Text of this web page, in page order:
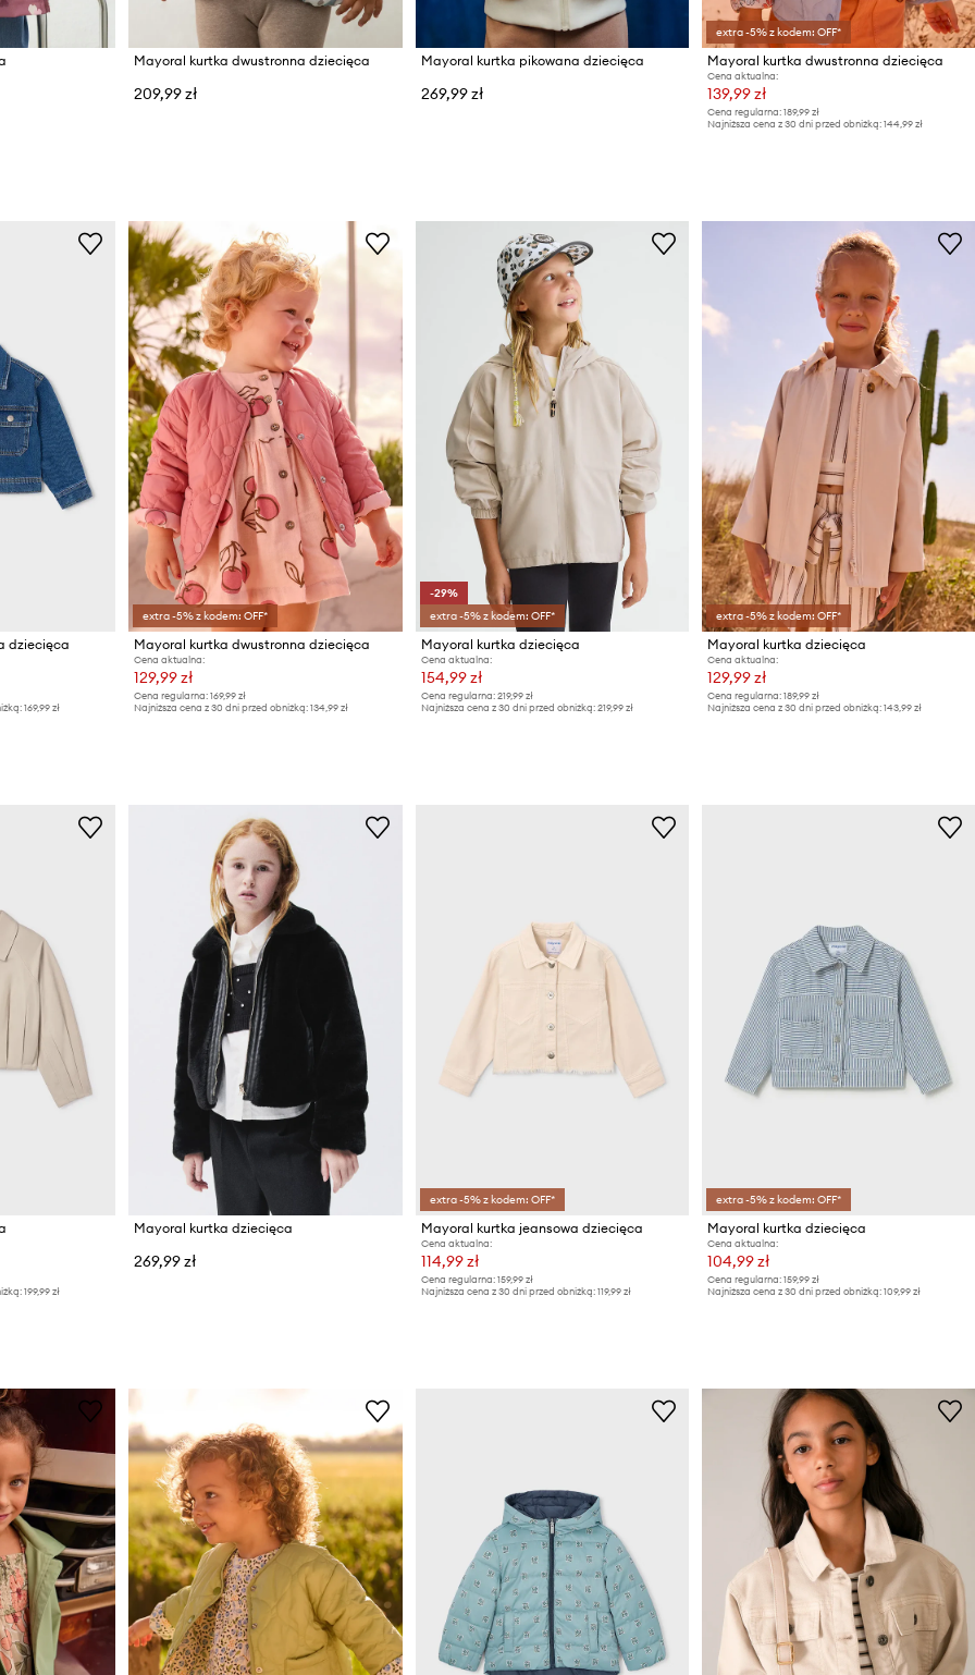
Mayoral kurtka dwustronna dziecięca
209,99 zł
Mayoral kurtka pikowana dziecięca
269,99 zł
extra -5% z kodem: OFF*
Mayoral kurtka dwustronna dziecięca
Cena aktualna:
139,99 zł
Cena regularna: 189,99 zł
Najniższa cena z 30 dni przed obniżką: 144,99 zł
dziecięca
169,99 zł
extra -5% z kodem: OFF*
Mayoral kurtka dwustronna dziecięca
Cena aktualna:
129,99 zł
Cena regularna: 169,99 zł
Najniższa cena z 30 dni przed obniżką: 134,99 zł
-29%
extra -5% z kodem: OFF*
Mayoral kurtka dziecięca
Cena aktualna:
154,99 zł
Cena regularna: 219,99 zł
Najniższa cena z 30 dni przed obniżką: 219,99 zł
extra -5% z kodem: OFF*
Mayoral kurtka dziecięca
Cena aktualna:
129,99 zł
Cena regularna: 189,99 zł
Najniższa cena z 30 dni przed obniżką: 143,99 zł
199,99 zł
Mayoral kurtka dziecięca
269,99 zł
extra -5% z kodem: OFF*
Mayoral kurtka jeansowa dziecięca
Cena aktualna:
114,99 zł
Cena regularna: 159,99 zł
Najniższa cena z 30 dni przed obniżką: 119,99 zł
extra -5% z kodem: OFF*
Mayoral kurtka dziecięca
Cena aktualna:
104,99 zł
Cena regularna: 159,99 zł
Najniższa cena z 30 dni przed obniżką: 109,99 zł